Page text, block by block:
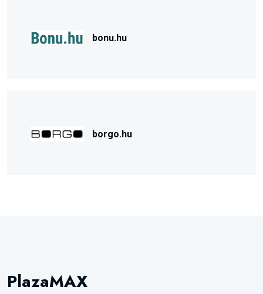
bonu.hu
borgo.hu
PlazaMAX